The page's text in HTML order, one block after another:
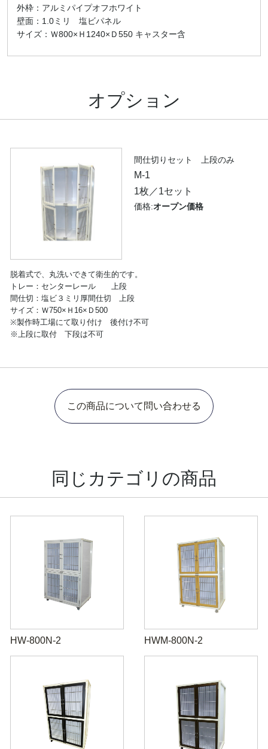
外枠：アルミパイプオフホワイト
壁面：1.0ミリ 塩ビパネル
サイズ：Ｗ800×Ｈ1240×Ｄ550 キャスター含
オプション
間仕切りセット 上段のみ
M-1
1枚／1セット
価格:オープン価格
脱着式で、丸洗いできて衛生的です。
トレー：センターレール 上段
間仕切：塩ビ３ミリ厚間仕切 上段
サイズ：Ｗ750×Ｈ16×Ｄ500
※製作時工場にて取り付け 後付け不可
※上段に取付 下段は不可
この商品について問い合わせる
同じカテゴリの商品
HW-800N-2 HWM-800N-2